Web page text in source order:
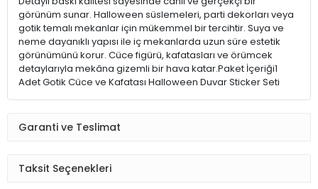
görünüm sunar. Halloween süslemeleri, parti dekorları veya
gotik temalı mekanlar için mükemmel bir tercihtir. Suya ve
neme dayanıklı yapısı ile iç mekanlarda uzun süre estetik
görünümünü korur. Cüce figürü, kafatasları ve örümcek
detaylarıyla mekâna gizemli bir hava katar.Paket İçeriği1
Adet Gotik Cüce ve Kafatası Halloween Duvar Sticker Seti
Garanti ve Teslimat
Taksit Seçenekleri